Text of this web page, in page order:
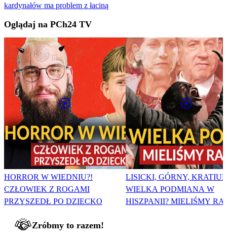
kardynałów ma problem z łaciną
Oglądaj na PCh24 TV
HORROR W WIEDNIU?!
CZŁOWIEK Z ROGAMI
PRZYSZEDŁ PO DZIECKO
LISICKI, GÓRNY,
WIELKA PODMIANA W
HISZPANII? MIELIŚMY
Zróbmy to razem!